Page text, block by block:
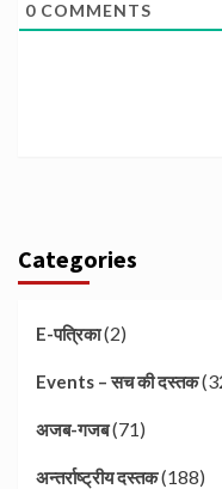
0 COMMENTS
Categories
E-पत्रिका(2)
Events – सच की दस्तक
अजब-गजब(71)
अन्तर्राष्ट्रीय दस्तक(188)